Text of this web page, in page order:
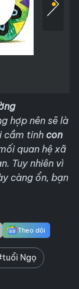
hợp nên sẽ là
cầm tinh con
quan hệ xã
Tuy nhiên vì
càng ổn, bạn
Theo dõi
Ngọ